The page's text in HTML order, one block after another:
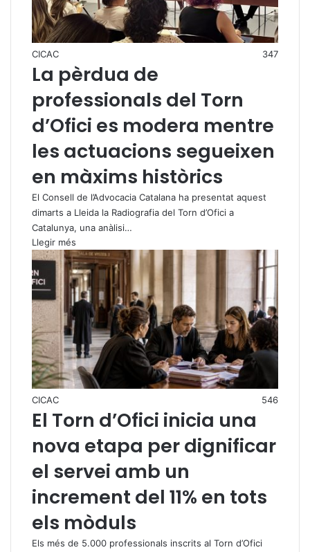
CICAC 347
La pèrdua de
professionals del Torn
d’Ofici es modera mentre
les actuacions segueixen
en màxims històrics
El Consell de l’Advocacia Catalana ha presentat aquest
dimarts a Lleida la Radiografia del Torn d’Ofici a
Catalunya, una anàlisi…
Llegir més
CICAC 546
El Torn d’Ofici inicia una
nova etapa per dignificar
el servei amb un
increment del 11% en tots
els mòduls
Els més de 5.000 professionals inscrits al Torn d’Ofici